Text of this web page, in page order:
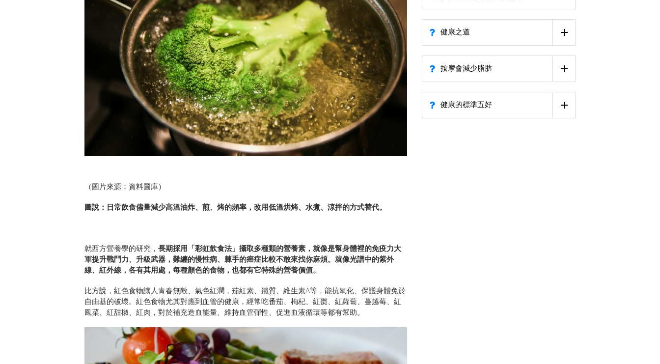
（圖片來源：資料圖庫）
圖說：日常飲食儘量減少高溫油炸、煎、烤的頻率，改用低溫烘烤、水煮、涼拌的方式替代。
就西方營養學的研究， 長期採用「彩虹飲食法」攝取多種類的營養素，就像是幫身體裡的免疫力大
軍提升戰鬥力、升級武器，難纏的慢性病、棘手的癌症比較不敢來找你麻煩。就像光譜中的紫外
線、紅外線，各有其用處，每種顏色的食物，也都有它特殊的營養價值。
比方說，紅色食物讓人青春無敵、氣色紅潤，茄紅素、鐵質、維生素A等，能抗氧化、保護身體免於
自由基的破壞。紅色食物尤其對應到血管的健康，經常吃番茄、枸杞、紅棗、紅蘿蔔、蔓越莓、紅
鳳菜、紅甜椒、紅肉，對於補充造血能量、維持血管彈性、促進血液循環等都有幫助。
健康之道
按摩會減少脂肪
健康的標準五好